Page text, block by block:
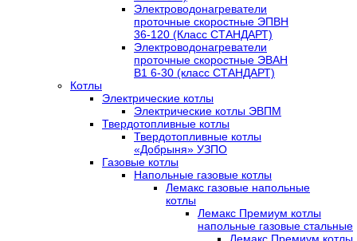
Электроводонагреватели
проточные скоростные ЭПВН
36-120 (Класс СТАНДАРТ)
Электроводонагреватели
проточные скоростные ЭВАН
В1 6-30 (класс СТАНДАРТ)
Котлы
Электрические котлы
Электрические котлы ЭВПМ
Твердотопливные котлы
Твердотопливные котлы
«Добрыня» УЗПО
Газовые котлы
Напольные газовые котлы
Лемакс газовые напольные
котлы
Лемакс Премиум котлы
напольные газовые стальные